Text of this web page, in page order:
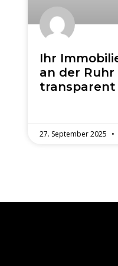
Ihr
an der
transparent
27. September 2025